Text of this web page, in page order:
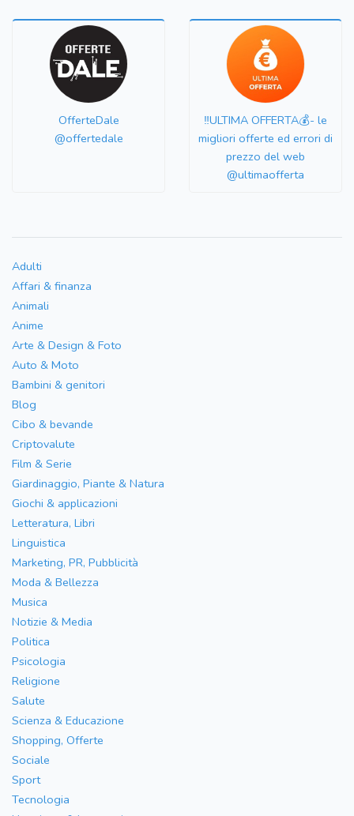
OfferteDale
@offertedale
‼️ULTIMA OFFERTA💰- le
migliori offerte ed errori di
prezzo del web
@ultimaofferta
Adulti
Affari & finanza
Animali
Anime
Arte & Design & Foto
Auto & Moto
Bambini & genitori
Blog
Cibo & bevande
Criptovalute
Film & Serie
Giardinaggio, Piante & Natura
Giochi & applicazioni
Letteratura, Libri
Linguistica
Marketing, PR, Pubblicità
Moda & Bellezza
Musica
Notizie & Media
Politica
Psicologia
Religione
Salute
Scienza & Educazione
Shopping, Offerte
Sociale
Sport
Tecnologia